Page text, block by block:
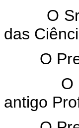
O Sr. J.
das
O
O Sr.
antigo